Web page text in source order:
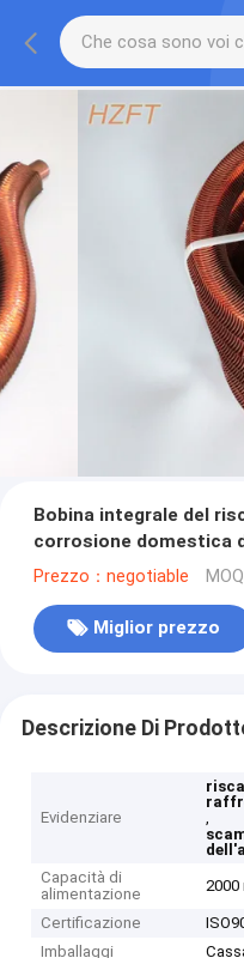
Bobina integrale del
corrosione domestica
acqua
Prezzo：negotiable
Miglior prezzo
Descrizione Di
Evidenziare
,
Capacità di
alimentazione
Certificazione
Imballaggi